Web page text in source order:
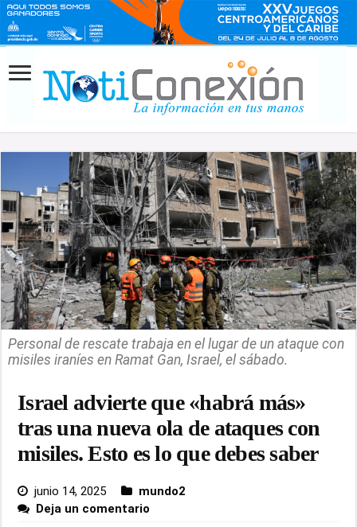
Personal de rescate trabaja en el lugar de un ataque con
misiles iraníes en Ramat Gan, Israel, el sábado.
Israel advierte que «habrá más»
tras una nueva ola de ataques con
misiles. Esto es lo que debes saber
junio 14, 2025
mundo2
Deja un comentario